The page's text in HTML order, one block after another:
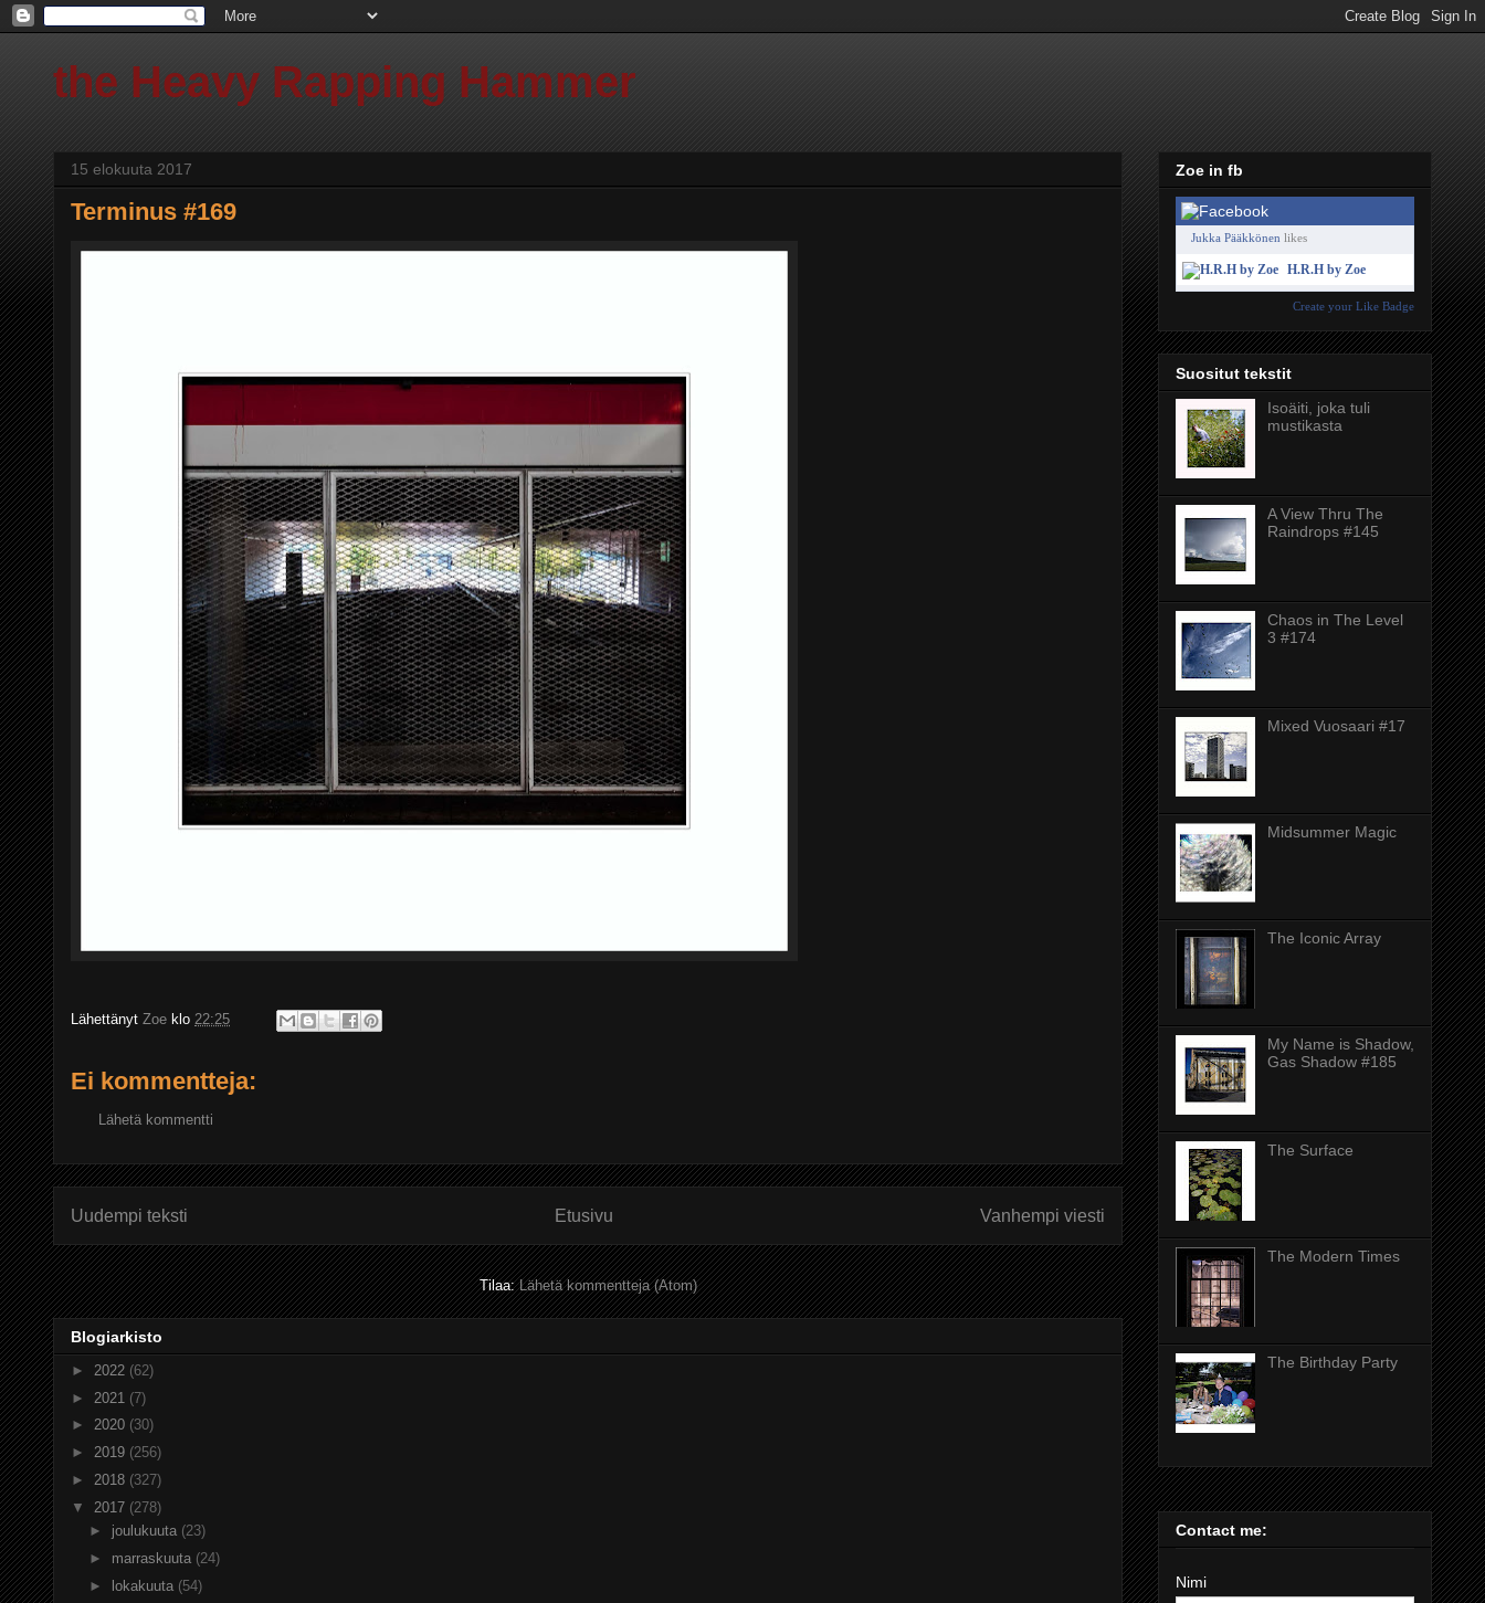
the Heavy Rapping Hammer
15 elokuuta 2017
Terminus #169
Lähettänyt Zoe klo 22:25
Ei kommentteja:
Lähetä kommentti
Uudempi teksti Vanhempi viesti
Etusivu
Tilaa:Lähetä kommentteja (Atom)
Blogiarkisto
► 2022 (62)
► 2021 (7)
► 2020 (30)
► 2019 (256)
► 2018 (327)
▼ 2017 (278)
► joulukuuta (23)
► marraskuuta (24)
► lokakuuta (54)
Zoe in fb
Jukka Pääkkönen likes
H.R.H by Zoe
Create your Like Badge
Suositut tekstit
Isoäiti, joka tuli
mustikasta
A View Thru The
Raindrops #145
Chaos in The Level
3 #174
Mixed Vuosaari #17
Midsummer Magic
The Iconic Array
My Name is Shadow,
Gas Shadow #185
The Surface
The Modern Times
The Birthday Party
Contact me:
Nimi